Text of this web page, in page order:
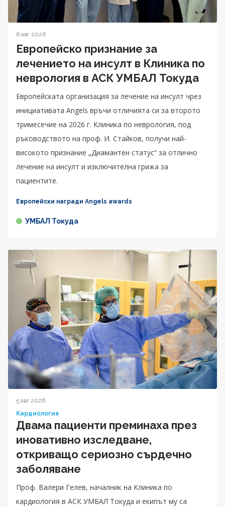
6 авг 2026
Европейско признание за
лечението на инсулт в Клиника по
неврология в АСК УМБАЛ Токуда
Eвропейската организация за лечение на инсулт чрез
инициативата Angels връчи отличията си за второто
тримесечие на 2026 г. Клиника по неврология, под
ръководството на проф. И. Стайков, получи най-
високото признание „Диамантен статус“ за отлично
лечение на инсулт и изключителна грижа за
пациентите.
Европейски награди Angels awards
УМБАЛ Токуда
5 авг 2026
Кардиология
Двама пациенти преминаха през
иновативно изследване,
откриващо сериозно сърдечно
заболяване
Проф. Валери Гелев, началник на Клиника по
кардиология в АСК УМБАЛ Токуда и екипът му са